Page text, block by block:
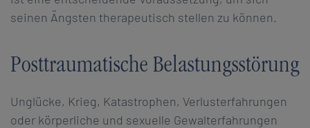
seinen Ängsten therapeutisch stellen zu können.
Posttraumatische Belastungsstörung
Unglücke, Krieg, Katastrophen, Verlusterfahrungen
oder körperliche und sexuelle Gewalterfahrungen